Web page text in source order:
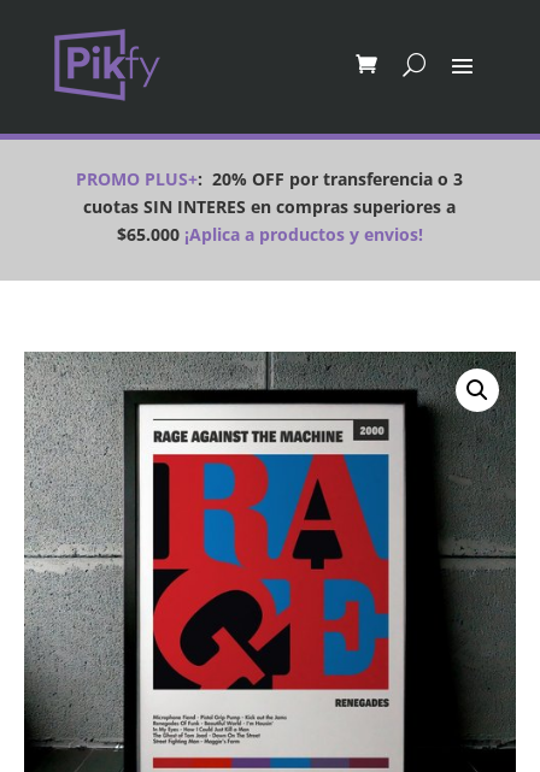
PROMO PLUS+:20% OFF por transferencia o 3
cuotas SIN INTERES en compras superiores a
$65.000¡Aplica a productos y envios!